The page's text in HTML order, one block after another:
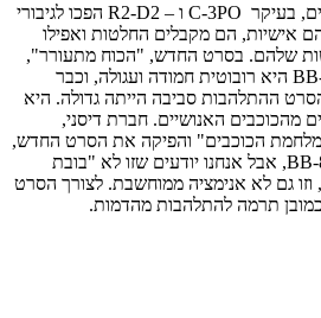
בעיקר C-3PO ו – R2-D2 הפכו לגיבורי
אישיות, הם מקבלים החלטות ואפילו
שלהם. בסרט החדש, "הכוח מתעורר",
היא רובוטית חמודה ועגולה, וכבר
ההתלהבות סביבה הייתה גדולה. היא
מהכוכבים האנושיים. חברת דיסני,
הכוכבים" והפיקה את הסרט החדש,
BB, אבל אנחנו יודעים שזו לא "בובת
גם לא אנימציה ממוחשבת. לצורך הסרט
תרמה להתלהבות מהדמות.